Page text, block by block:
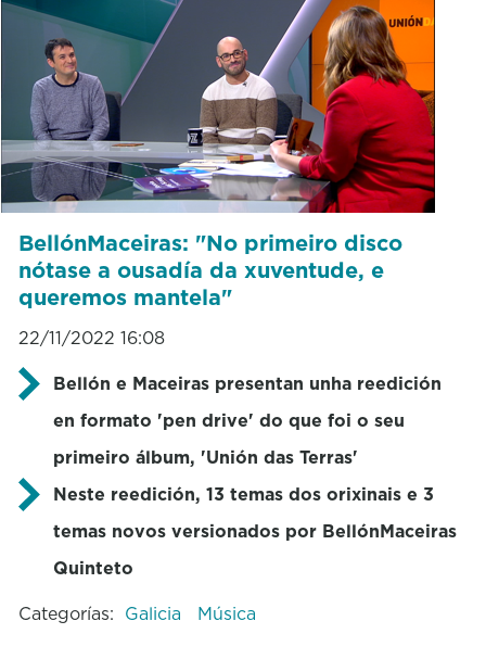
BellónMaceiras: "No primeiro disco
nótase a ousadía da xuventude, e
queremos mantela"
22/11/2022 16:08
Bellón e Maceiras presentan unha reedición
en formato 'pen drive' do que foi o seu
primeiro álbum, 'Unión das Terras'
Neste reedición, 13 temas dos orixinais e 3
temas novos versionados por BellónMaceiras
Quinteto
Categorías: Galicia Música